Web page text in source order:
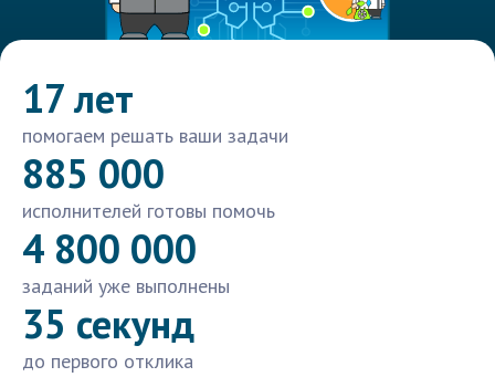
17 лет
помогаем решать ваши задачи
885 000
исполнителей готовы помочь
4 800 000
заданий уже выполнены
35 секунд
до первого отклика